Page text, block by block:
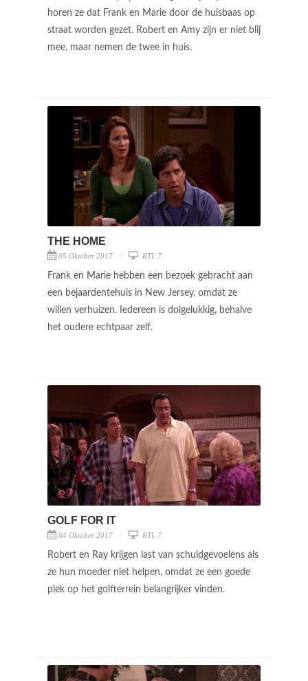
horen ze dat Frank en Marie door de huisbaas op
straat worden gezet. Robert en Amy zijn er niet blij
mee, maar nemen de twee in huis.
THE HOME
05 Oktober 2017 RTL 7
Frank en Marie hebben een bezoek gebracht aan
een bejaardentehuis in New Jersey, omdat ze
willen verhuizen. Iedereen is dolgelukkig, behalve
het oudere echtpaar zelf.
GOLF FOR IT
04 Oktober 2017 RTL 7
Robert en Ray krijgen last van schuldgevoelens als
ze hun moeder niet helpen, omdat ze een goede
plek op het golfterrein belangrijker vinden.